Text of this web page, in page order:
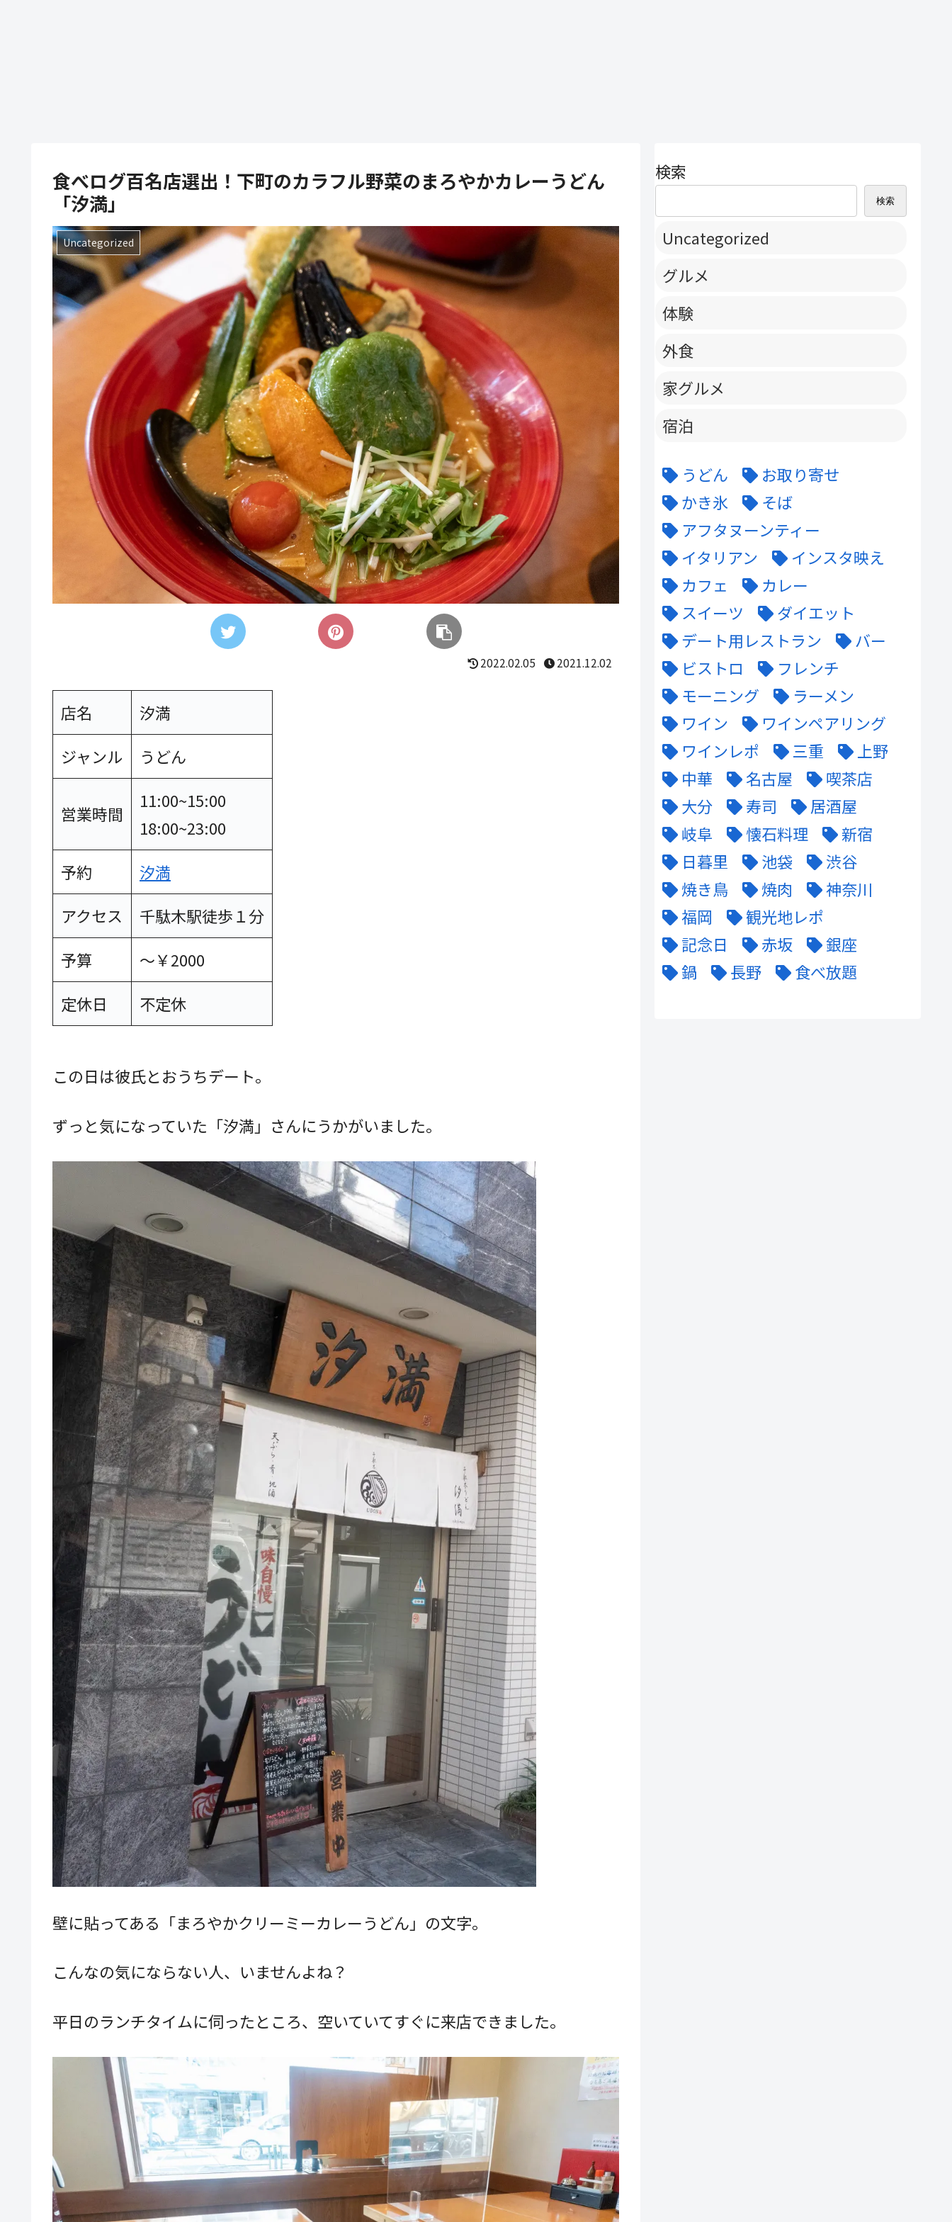
食べログ百名店選出！下町のカラフル野菜のまろやかカレーうどん
「汐満」
Uncategorized
2022.02.05 2021.12.02
店名
汐満
ジャンル
うどん
営業時間
11:00~15:00
18:00~23:00
予約
汐満
アクセス
千駄木駅徒歩１分
予算
～￥2000
定休日
不定休
この日は彼氏とおうちデート。
ずっと気になっていた「汐満」さんにうかがいました。
壁に貼ってある「まろやかクリーミーカレーうどん」の文字。
こんなの気にならない人、いませんよね？
平日のランチタイムに伺ったところ、空いていてすぐに来店できました。
検索
検索
Uncategorized
グルメ
体験
外食
家グルメ
宿泊
うどん
お取り寄せ
かき氷
そば
アフタヌーンティー
イタリアン
インスタ映え
カフェ
カレー
スイーツ
ダイエット
デート用レストラン
バー
ビストロ
フレンチ
モーニング
ラーメン
ワイン
ワインペアリング
ワインレポ
三重
上野
中華
名古屋
喫茶店
大分
寿司
居酒屋
岐阜
懐石料理
新宿
日暮里
池袋
渋谷
焼き鳥
焼肉
神奈川
福岡
観光地レポ
記念日
赤坂
銀座
鍋
長野 食べ放題